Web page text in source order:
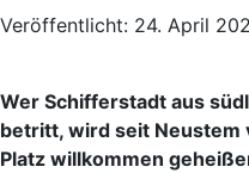
Veröffentlicht: 24. April
Wer Schifferstadt aus
betritt, wird seit Neustem
Platz willkommen